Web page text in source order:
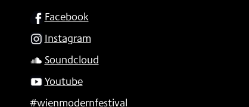
SOCIAL
Facebook
Instagram
Soundcloud
Youtube
#wienmodernfestival